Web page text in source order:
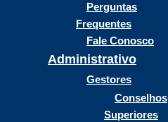
Perguntas
Frequentes
Fale Conosco
Administrativo
Gestores
Conselhos
Superiores